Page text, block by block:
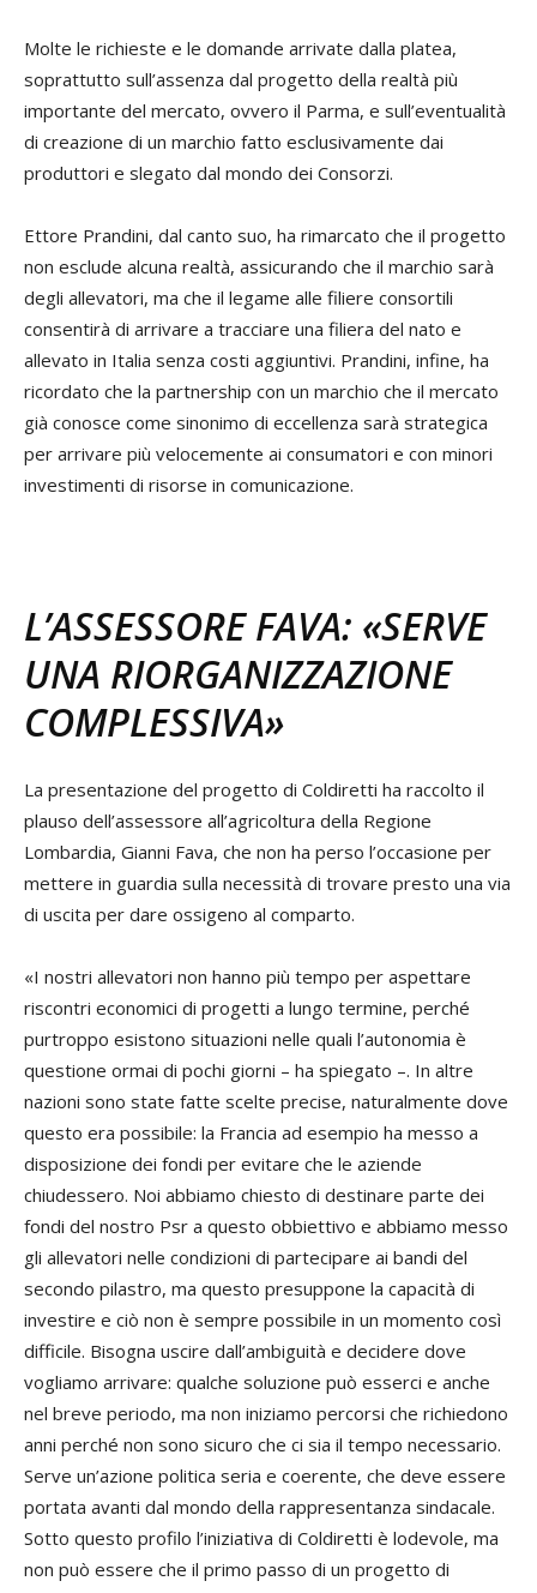
Molte le richieste e le domande arrivate dalla platea,
soprattutto sull’assenza dal progetto della realtà più
importante del mercato, ovvero il Parma, e sull’eventualità
di creazione di un marchio fatto esclusivamente dai
produttori e slegato dal mondo dei Consorzi.
Ettore Prandini, dal canto suo, ha rimarcato che il progetto
non esclude alcuna realtà, assicurando che il marchio sarà
degli allevatori, ma che il legame alle filiere consortili
consentirà di arrivare a tracciare una filiera del nato e
allevato in Italia senza costi aggiuntivi. Prandini, infine, ha
ricordato che la partnership con un marchio che il mercato
già conosce come sinonimo di eccellenza sarà strategica
per arrivare più velocemente ai consumatori e con minori
investimenti di risorse in comunicazione.
L’ASSESSORE FAVA: «SERVE
UNA RIORGANIZZAZIONE
COMPLESSIVA»
La presentazione del progetto di Coldiretti ha raccolto il
plauso dell’assessore all’agricoltura della Regione
Lombardia, Gianni Fava, che non ha perso l’occasione per
mettere in guardia sulla necessità di trovare presto una via
di uscita per dare ossigeno al comparto.
«I nostri allevatori non hanno più tempo per aspettare
riscontri economici di progetti a lungo termine, perché
purtroppo esistono situazioni nelle quali l’autonomia è
questione ormai di pochi giorni – ha spiegato –. In altre
nazioni sono state fatte scelte precise, naturalmente dove
questo era possibile: la Francia ad esempio ha messo a
disposizione dei fondi per evitare che le aziende
chiudessero. Noi abbiamo chiesto di destinare parte dei
fondi del nostro Psr a questo obbiettivo e abbiamo messo
gli allevatori nelle condizioni di partecipare ai bandi del
secondo pilastro, ma questo presuppone la capacità di
investire e ciò non è sempre possibile in un momento così
difficile. Bisogna uscire dall’ambiguità e decidere dove
vogliamo arrivare: qualche soluzione può esserci e anche
nel breve periodo, ma non iniziamo percorsi che richiedono
anni perché non sono sicuro che ci sia il tempo necessario.
Serve un’azione politica seria e coerente, che deve essere
portata avanti dal mondo della rappresentanza sindacale.
Sotto questo profilo l’iniziativa di Coldiretti è lodevole, ma
non può essere che il primo passo di un progetto di